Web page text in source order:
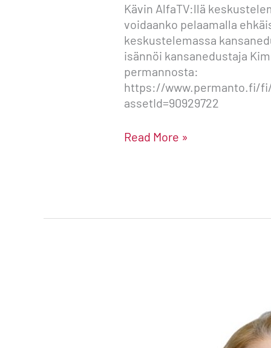
Kävin AlfaTV:llä
voidaanko pelaamalla
keskustelemassa
isännöi kansanedustaja
permannosta:
https://www.permanto.fi/
assetId=90929722
Read More »